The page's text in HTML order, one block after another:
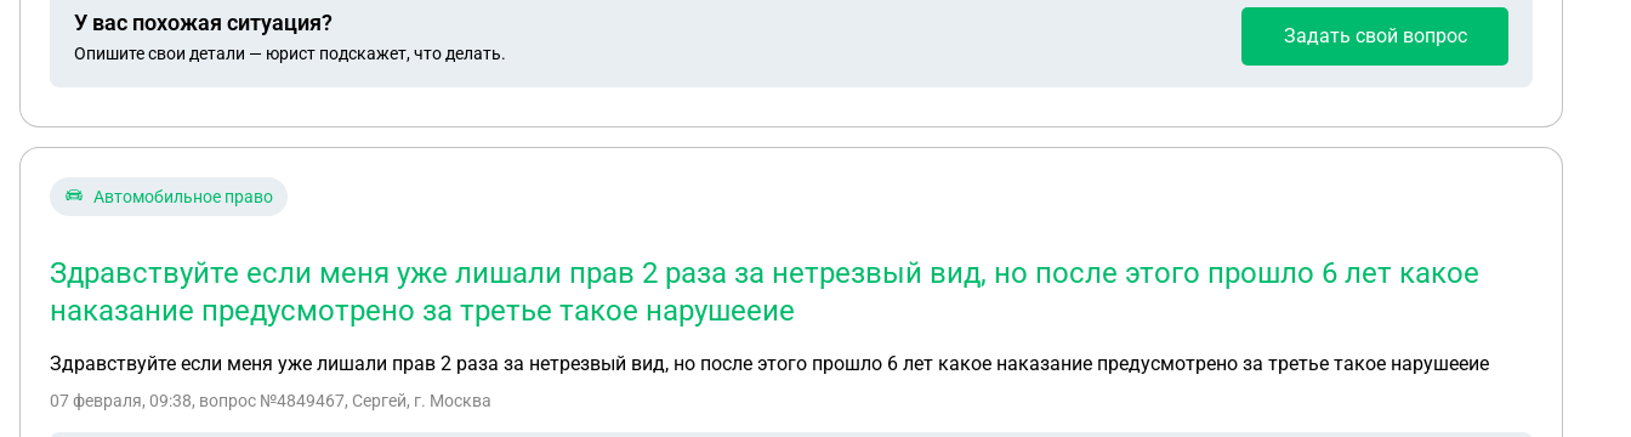
У вас похожая ситуация?
Опишите свои детали — юрист подскажет, что делать.
Задать свой вопрос
Автомобильное право
Здравствуйте если меня уже лишали прав 2 раза за нетрезвый вид, но после этого прошло 6 лет какое
наказание предусмотрено за третье такое нарушееие
Здравствуйте если меня уже лишали прав 2 раза за нетрезвый вид, но после этого прошло 6 лет какое наказание предусмотрено за третье такое нарушееие
07 февраля, 09:38, вопрос №4849467, Сергей, г. Москва